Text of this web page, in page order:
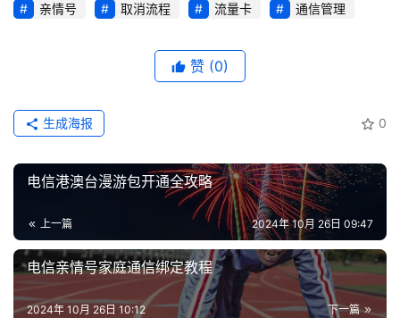
证
务
亲情号 取消流程 流量卡 通信管理
赞 (0)
0
生成海报
电信港澳台漫游包开通全攻略
上一篇 2024年 10月 26日 09:47
电信亲情号家庭通信绑定教程
下一篇
2024年 10月 26日 10:12